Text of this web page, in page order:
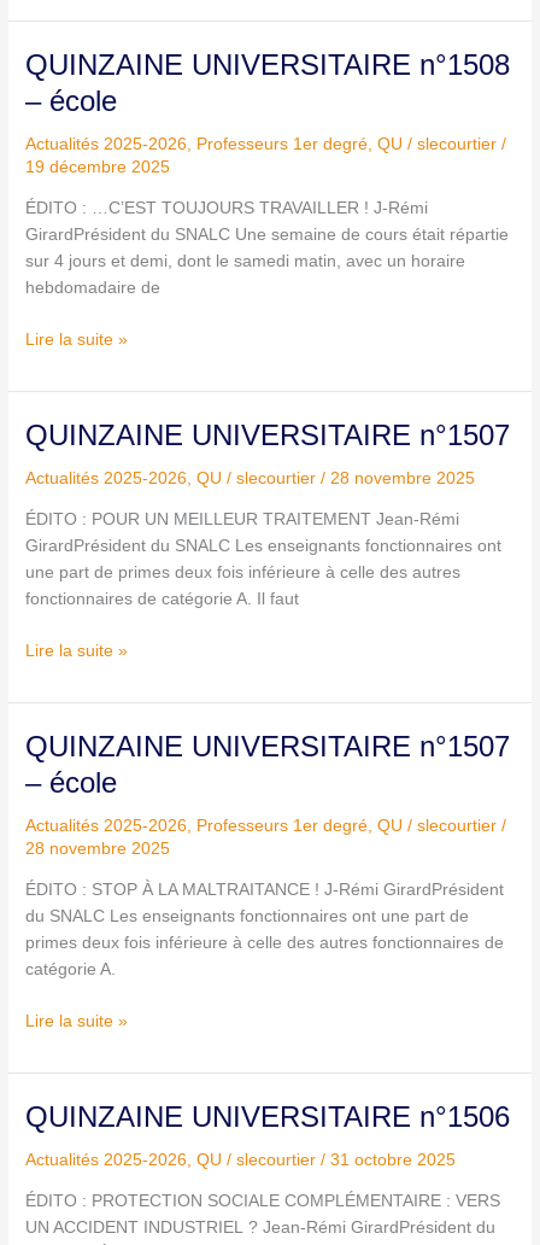
QUINZAINE UNIVERSITAIRE n°1508
– école
Actualités 2025-2026, Professeurs 1er degré,QU /slecourtier/
19 décembre 2025
ÉDITO : …C’EST TOUJOURS TRAVAILLER ! J-Rémi
GirardPrésident du SNALC Une semaine de cours était répartie
sur 4 jours et demi, dont le samedi matin, avec un horaire
hebdomadaire de
QUINZAINE
UNIVERSITAIRE
n°1508
–
école
Lire la suite »
QUINZAINE UNIVERSITAIRE n°1507
Actualités 2025-2026,QU /slecourtier/28 novembre 2025
ÉDITO : POUR UN MEILLEUR TRAITEMENT Jean-Rémi
GirardPrésident du SNALC Les enseignants fonctionnaires ont
une part de primes deux fois inférieure à celle des autres
fonctionnaires de catégorie A. Il faut
QUINZAINE
UNIVERSITAIRE
n°1507
Lire la suite »
QUINZAINE UNIVERSITAIRE n°1507
– école
Actualités 2025-2026, Professeurs 1er degré,QU /slecourtier/
28 novembre 2025
ÉDITO : STOP À LA MALTRAITANCE ! J-Rémi GirardPrésident
du SNALC Les enseignants fonctionnaires ont une part de
primes deux fois inférieure à celle des autres fonctionnaires de
catégorie A.
QUINZAINE
UNIVERSITAIRE
n°1507
–
école
Lire la suite »
QUINZAINE UNIVERSITAIRE n°1506
Actualités 2025-2026,QU /slecourtier/31 octobre 2025
ÉDITO : PROTECTION SOCIALE COMPLÉMENTAIRE : VERS
UN ACCIDENT INDUSTRIEL ? Jean-Rémi GirardPrésident du
QUINZAINE
UNIVERSITAIRE
n°1506